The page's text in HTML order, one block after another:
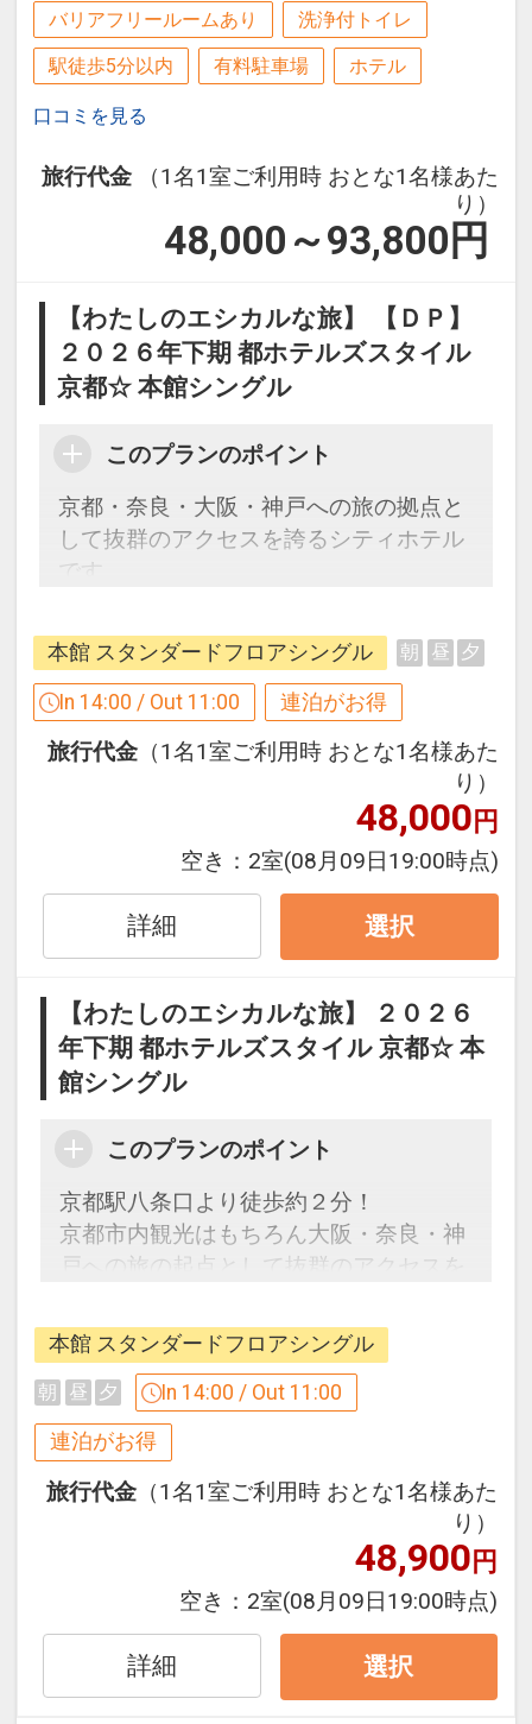
バリアフリールームあり 洗浄付トイレ
駅徒歩5分以内 有料駐車場 ホテル
口コミを見る
旅行代金
（1名1室ご利用時 おとな1名様あた
り）
48,000～93,800 円
【わたしのエシカルな旅】 【ＤＰ】
２０２６年下期 都ホテルズスタイル
京都☆ 本館シングル
このプランのポイント
京都・奈良・大阪・神戸への旅の拠点と
して抜群のアクセスを誇るシティホテル
です
人や地球環境、社会、地域の事を考える
新しい旅のスタイル
本プランは旅行中の移動・宿泊に伴うど
一部をオフセットし、地球環境を守る
「カーボン・オフセット」を取り入れた
当プランはカーボンオフセットでCO2削
減に取り組んでいます
※画像をクリックすると拡大します。
ホテルのサステナブルな取組のご紹介１
本館 スタンダードフロアシングル 朝 昼 夕
In 14:00 / Out 11:00 連泊がお得
旅行代金 （1名1室ご利用時 おとな1名様あた
り）
48,000円
空き： 2室(08月09日19:00時点)
詳細 選択
【わたしのエシカルな旅】 ２０２６
年下期 都ホテルズスタイル 京都☆ 本
館シングル
このプランのポイント
京都駅八条口より徒歩約２分！
京都市内観光はもちろん大阪・奈良・神
戸への旅の起点として抜群のアクセスを
お子様は１２歳まで添い寝利用可能（宿
泊のみ／JRセットプラン不可）★
人や地球環境、社会、地域の事を考える
新しい旅のスタイル
本プランは旅行中の移動・宿泊に伴うど
の一部をオフセットし、地球環境を守る
「カーボン・オフセット」を取り入れた
当プランはカーボンオフセットでCO2削
本館 スタンダードフロアシングル
朝 昼 夕 In 14:00 / Out 11:00
連泊がお得
旅行代金 （1名1室ご利用時 おとな1名様あた
り）
48,900円
空き： 2室(08月09日19:00時点)
詳細 選択